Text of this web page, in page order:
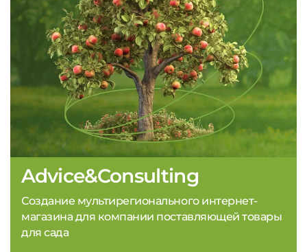
Advice&Consulting
Создание мультирегионального интернет-
магазина для компании поставляющей товары
для сада